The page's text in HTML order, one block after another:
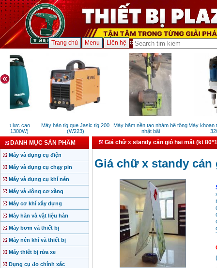
Trang chủ Menu Liên hệ
lực cao
(1300W)
Máy hàn tig que Jasic tig 200
(W223)
Máy băm nền tạo nhám bê tông
nhật bãi
Máy khoan
DANH MỤC SẢN PHẨM
Máy và dụng cụ điện
Máy và dụng cụ chạy pin
Máy và dụng cụ khí nén
Máy và động cơ xăng
Máy cơ khí xây dựng
Máy hàn và vật liệu hàn
Máy bơm và thiết bị
Máy nén khí và thiết bị
Máy thiết bị rửa xe
Dụng cụ đo chính xác
Giá chữ x standy cản gió hai mặt (kt
Giá chữ x standy cản
(